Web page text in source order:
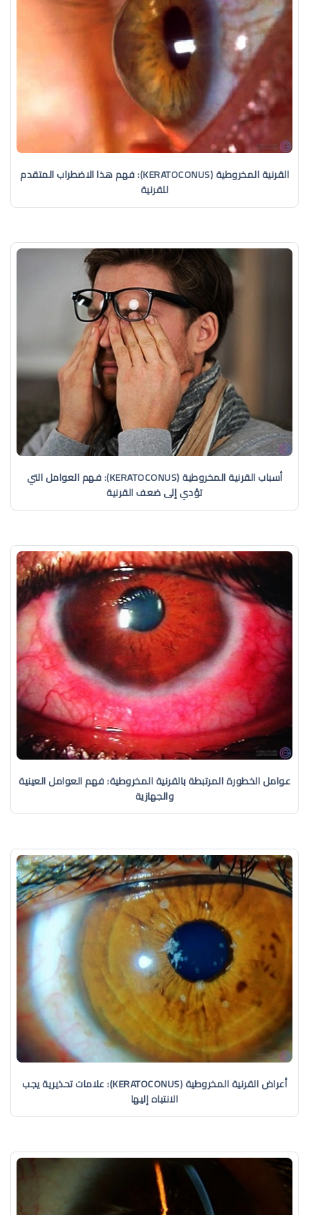
القرنية المخروطية (KERATOCONUS): فهم هذا الاضطراب المتقدم
للقرنية
أسباب القرنية المخروطية (KERATOCONUS): فهم العوامل التي
تؤدي إلى ضعف القرنية
عوامل الخطورة المرتبطة بالقرنية المخروطية: فهم العوامل العينية
والجهازية
أعراض القرنية المخروطية (KERATOCONUS): علامات تحذيرية يجب
الانتباه إليها